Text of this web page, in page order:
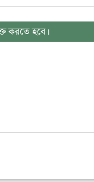
করতে হবে।